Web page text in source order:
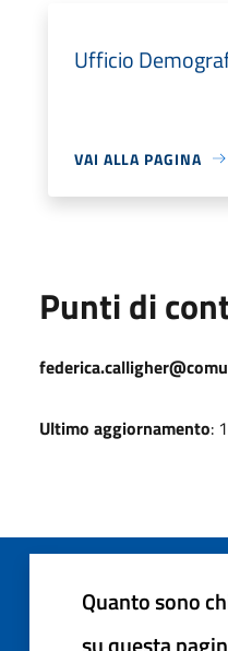
Ufficio
VAI ALLA PAGINA
Punti di
Ultimo aggiornamento:
Quanto sono